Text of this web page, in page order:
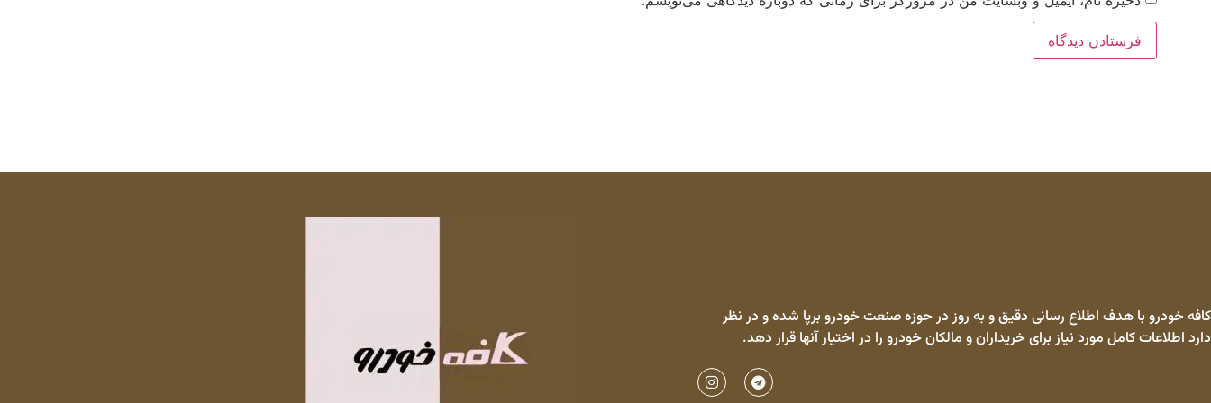
کافه خودرو با هدف اطلاع رسانی دقیق و به روز در حوزه صنعت خودرو برپا شده و در نظر
دارد اطلاعات کامل مورد نیاز برای خریداران و مالکان خودرو را در اختیار آنها قرار دهد.